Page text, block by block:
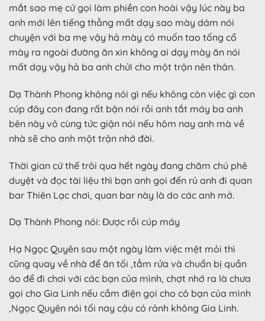
mắt sao mẹ cứ gọi làm phiền con hoài vậy lúc này ba
anh mới lên tiếng thằng mất dạy sao mày dám nói
chuyện với ba mẹ vậy hả mày có muốn tao tống cổ
mày ra ngoài đường ăn xin không ai dạy mày ăn nói
mất dạy vậy hả ba anh chửi cho một trận nên thân.
Dạ Thành Phong không nói gì nếu không còn việc gì con
cúp đây con đang rất bận nói rồi anh tắt máy ba anh
bên này vô cùng tức giận nói nếu hôm nay anh mà về
nhà sẽ cho anh một trận nhớ đời.
Thời gian cứ thế trôi qua hết ngày đang chăm chú phê
duyệt và đọc tài liệu thì bạn anh gọi đến rủ anh đi quan
bar Thiên Lạc chơi, quan bar này là do các anh mở.
Dạ Thành Phong nói: Được rồi cúp máy
Hạ Ngọc Quyên sau một ngày làm việc mệt mỏi thì
cũng quay về nhà để ăn tối ,tẳm rửa và chuẩn bị quần
áo để đi chơi với các bạn của mình, chợt nhớ ra là chưa
gọi cho Gia Linh nếu cầm điện gọi cho cô bạn của mình
,Ngọc Quyên nói tối nay cậu có rảnh không Gia Linh.